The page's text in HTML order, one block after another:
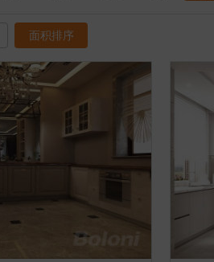
面积排序